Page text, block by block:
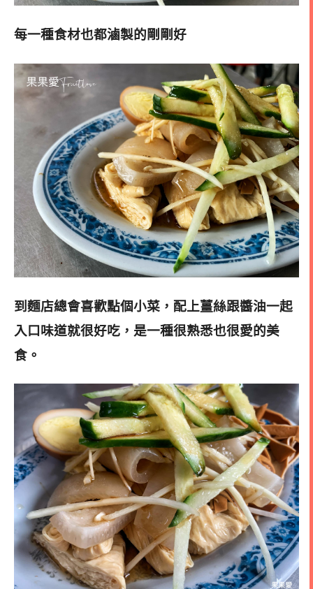
每一種食材也都滷製的剛剛好
到麵店總會喜歡點個小菜，配上薑絲跟醬油一起
入口味道就很好吃，是一種很熟悉也很愛的美
食。